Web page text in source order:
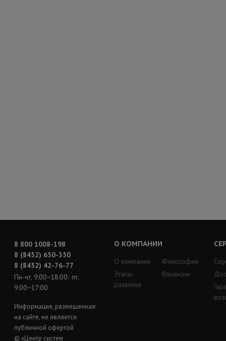
8 800 1008-198
8 (8452) 650-350
8 (8452) 42-76-77
Пн-чт, 9:00−18:00; пт,
9:00−17:00
Информация, размещенная
на сайте, не является
публичной офертой
© «Центр систем
О КОМПАНИИ
О компании
Этапы
развития
Философия
Вакансии